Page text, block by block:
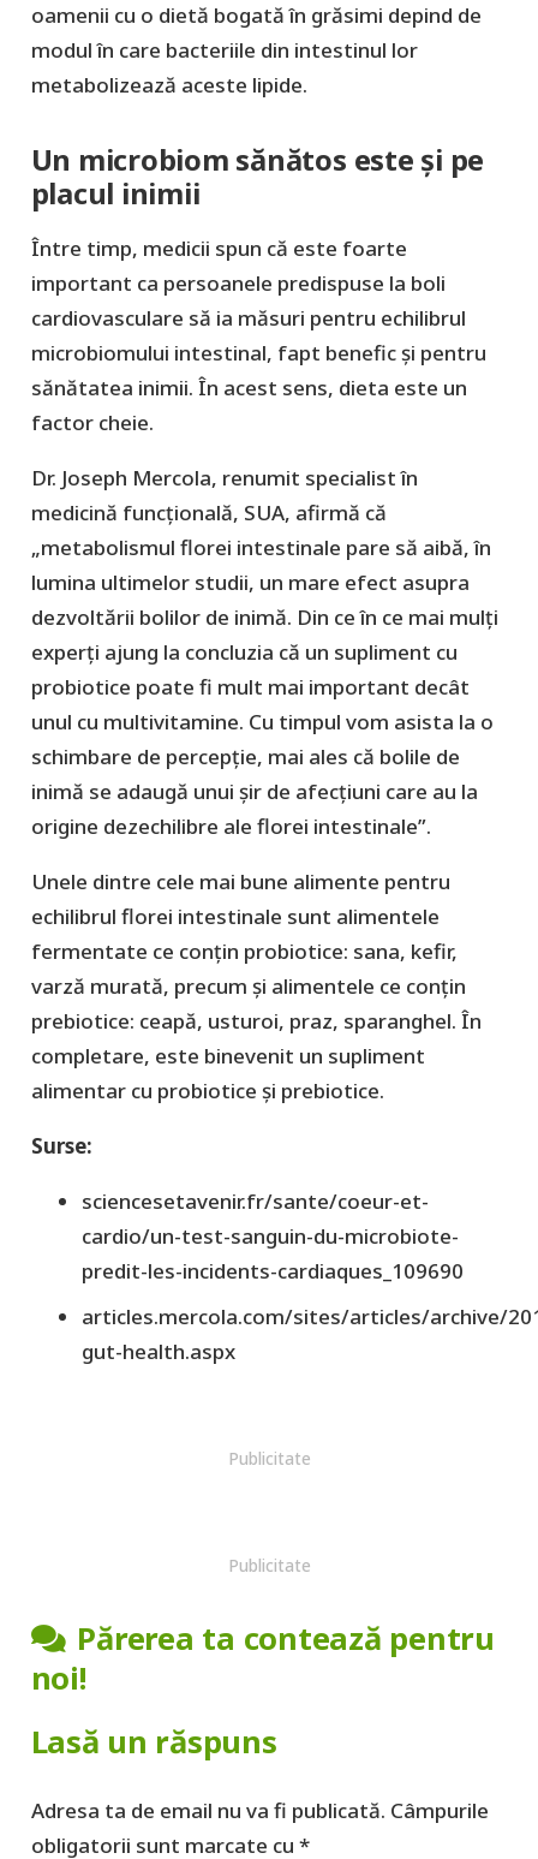
oamenii cu o dietă bogată în grăsimi depind de
modul în care bacteriile din intestinul lor
metabolizează aceste lipide.
Un microbiom sănătos este și pe
placul inimii
Între timp, medicii spun că este foarte
important ca persoanele predispuse la boli
cardiovasculare să ia măsuri pentru echilibrul
microbiomului intestinal, fapt benefic și pentru
sănătatea inimii. În acest sens, dieta este un
factor cheie.
Dr. Joseph Mercola, renumit specialist în
medicină funcțională, SUA, afirmă că
„metabolismul florei intestinale pare să aibă, în
lumina ultimelor studii, un mare efect asupra
dezvoltării bolilor de inimă. Din ce în ce mai mulți
experți ajung la concluzia că un supliment cu
probiotice poate fi mult mai important decât
unul cu multivitamine. Cu timpul vom asista la o
schimbare de percepție, mai ales că bolile de
inimă se adaugă unui șir de afecțiuni care au la
origine dezechilibre ale florei intestinale”.
Unele dintre cele mai bune alimente pentru
echilibrul florei intestinale sunt alimentele
fermentate ce conțin probiotice: sana, kefir,
varză murată, precum și alimentele ce conțin
prebiotice: ceapă, usturoi, praz, sparanghel. În
completare, este binevenit un supliment
alimentar cu probiotice și prebiotice.
Surse:
sciencesetavenir.fr/sante/coeur-et-
cardio/un-test-sanguin-du-microbiote-
predit-les-incidents-cardiaques_109690
articles.mercola.com/sites/articles/archive/
gut-health.aspx
Publicitate
Publicitate
Părerea ta contează pentru
noi!
Lasă un răspuns
Adresa ta de email nu va fi publicată. Câmpurile
obligatorii sunt marcate cu *